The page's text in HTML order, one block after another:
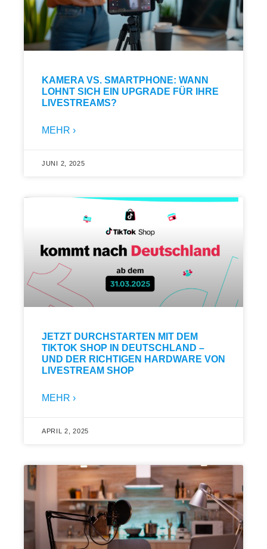
KAMERA VS. SMARTPHONE: WANN
LOHNT SICH EIN UPGRADE FÜR IHRE
LIVESTREAMS?
MEHR ›
JUNI 2, 2025
JETZT DURCHSTARTEN MIT DEM
TIKTOK SHOP IN DEUTSCHLAND –
UND DER RICHTIGEN HARDWARE VON
LIVESTREAM SHOP
MEHR ›
APRIL 2, 2025